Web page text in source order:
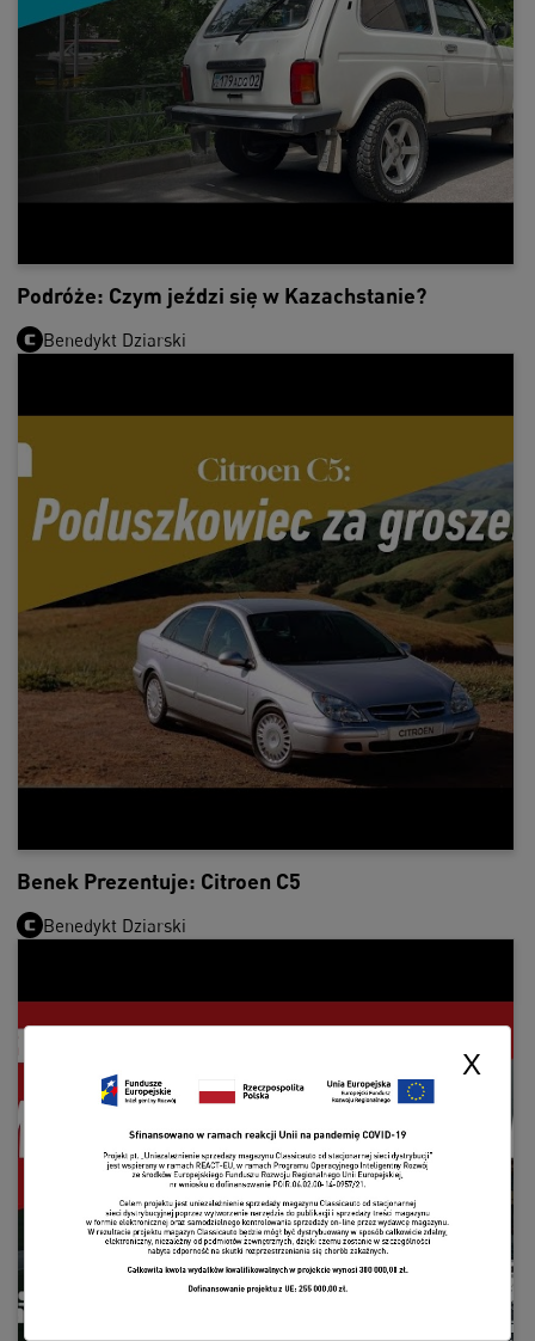
X
Podróże: Czym jeździ się w Kazachstanie?
Benedykt Dziarski
Benek Prezentuje: Citroen C5
Benedykt Dziarski